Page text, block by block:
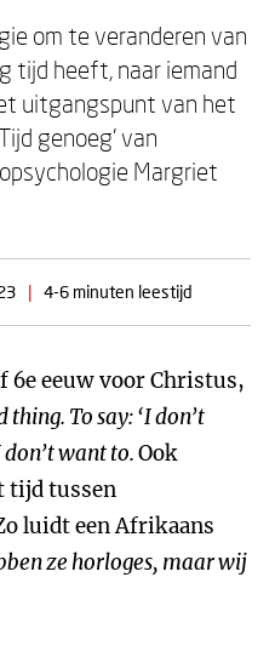
om te veranderen van
tijd heeft, naar iemand
uitgangspunt van het
genoeg’ van
Margriet
| 4-6 minuten leestijd
6e eeuw voor Christus,
thing. To say: ‘I don’t
don’t want to.Ook
tijd tussen
luidt een Afrikaans
ze horloges, maar wij